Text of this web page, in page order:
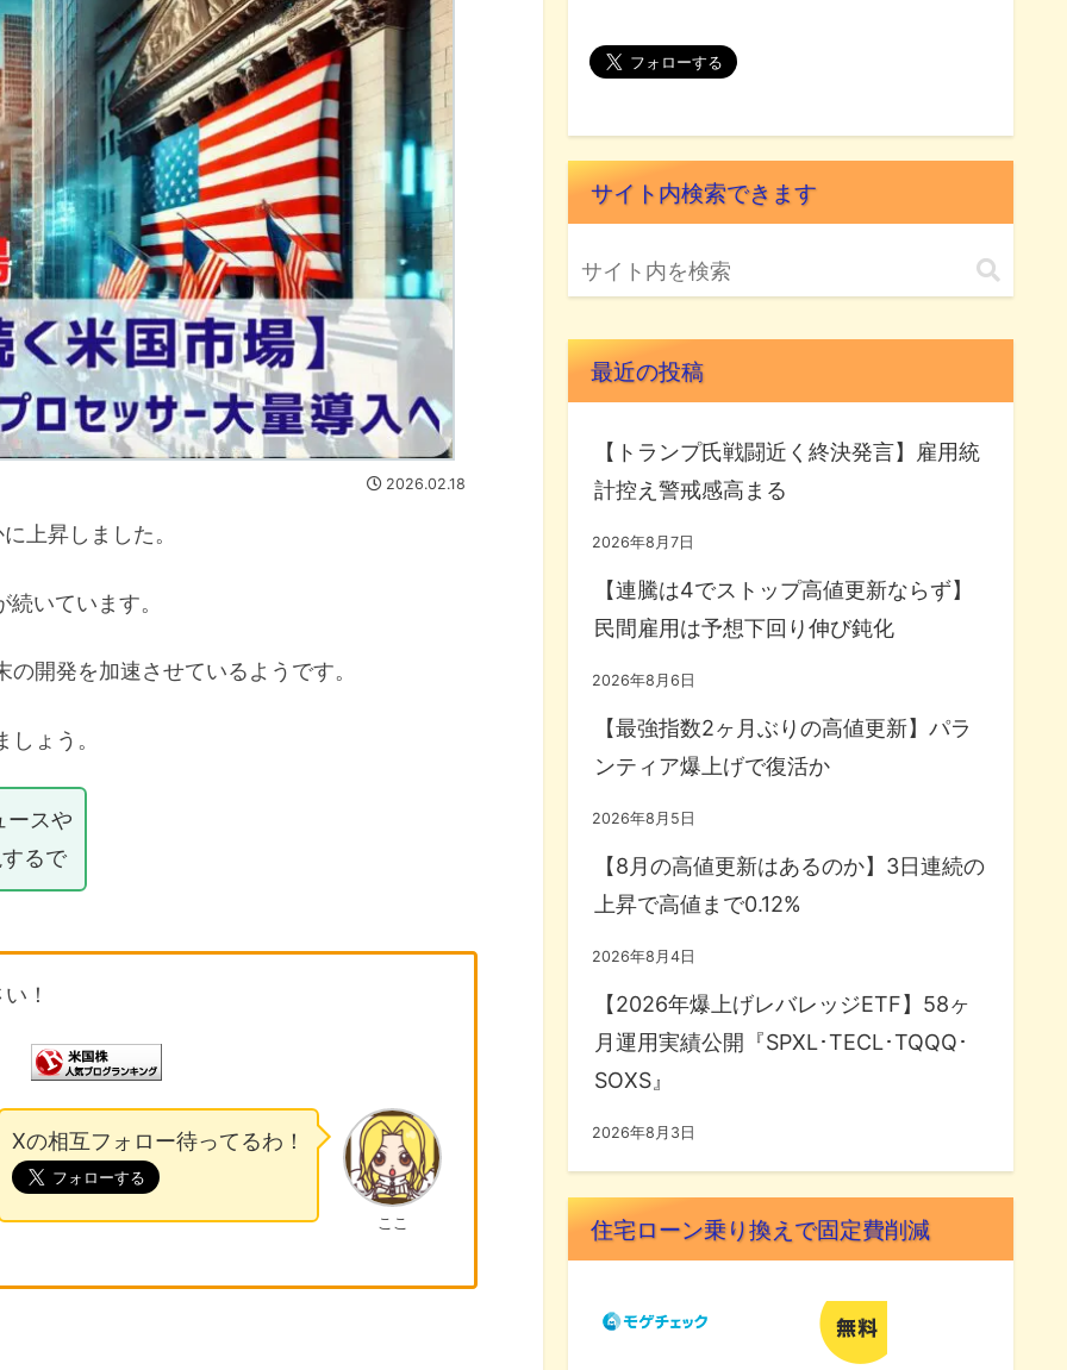
2026.02.18
上昇しました。
いています。
開発を加速させているようです。
ょう。
ースや
るで
！
ここ
Xの相互フォロー待ってるわ！
サイト内検索できます
最近の投稿
【トランプ氏戦闘近く終決発言】雇用統
計控え警戒感高まる
2026年8月7日
【連騰は4でストップ高値更新ならず】
民間雇用は予想下回り伸び鈍化
2026年8月6日
【最強指数2ヶ月ぶりの高値更新】パラ
ンティア爆上げで復活か
2026年8月5日
【8月の高値更新はあるのか】3日連続の
上昇で高値まで0.12%
2026年8月4日
【2026年爆上げレバレッジETF】58ヶ
月運用実績公開『SPXL･TECL･TQQQ･
SOXS』
2026年8月3日
住宅ローン乗り換えで固定費削減